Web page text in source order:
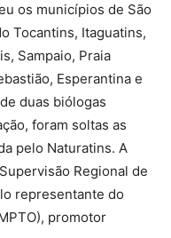
os municípios de São
Tocantins, Itaguatins,
Sampaio, Praia
Esperantina e
duas biólogas
foram soltas as
pelo Naturatins. A
Regional de
representante do
promotor